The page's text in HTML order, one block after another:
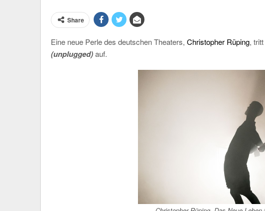
Share
Eine neue Perle des deutschen Theaters, Christopher Rüping,
(unplugged)auf.